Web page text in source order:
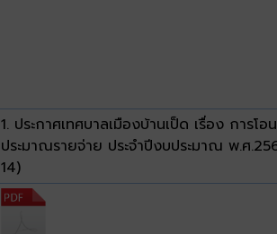
1. ประกาศเทศบาลเมืองบ้านเป็ด เรื่อง การโอ
ประมาณรายจ่าย ประจำปีงบประมาณ พ.ศ
14)